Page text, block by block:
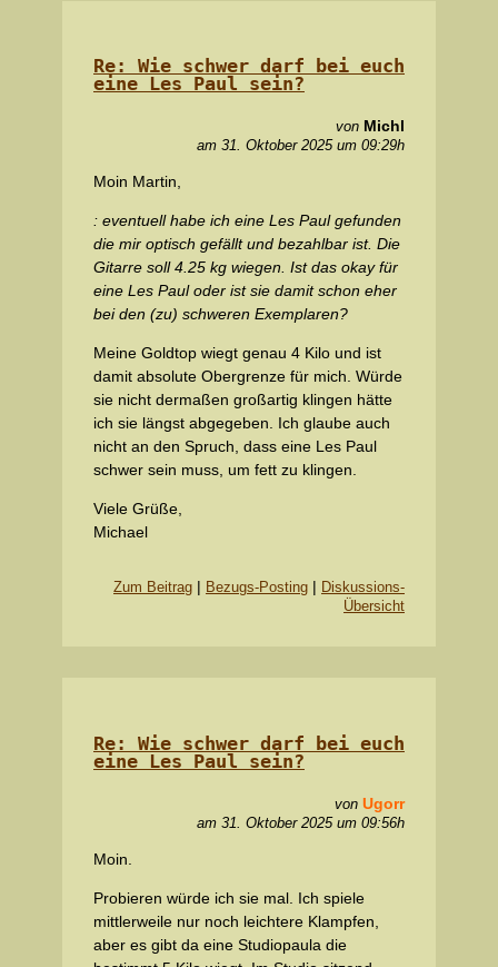
Re: Wie schwer darf bei euch
eine Les Paul sein?
von Michl
am 31. Oktober 2025 um 09:29h
Moin Martin,
: eventuell habe ich eine Les Paul gefunden
die mir optisch gefällt und bezahlbar ist. Die
Gitarre soll 4.25 kg wiegen. Ist das okay für
eine Les Paul oder ist sie damit schon eher
bei den (zu) schweren Exemplaren?
Meine Goldtop wiegt genau 4 Kilo und ist
damit absolute Obergrenze für mich. Würde
sie nicht dermaßen großartig klingen hätte
ich sie längst abgegeben. Ich glaube auch
nicht an den Spruch, dass eine Les Paul
schwer sein muss, um fett zu klingen.
Viele Grüße,
Michael
Zum Beitrag | Bezugs-Posting | Diskussions-
Übersicht
Re: Wie schwer darf bei euch
eine Les Paul sein?
von Ugorr
am 31. Oktober 2025 um 09:56h
Moin.
Probieren würde ich sie mal. Ich spiele
mittlerweile nur noch leichtere Klampfen,
aber es gibt da eine Studiopaula die